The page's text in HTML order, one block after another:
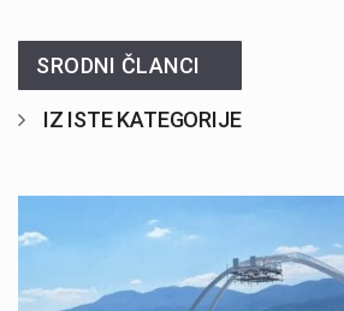
SRODNI ČLANCI
IZ ISTE KATEGORIJE